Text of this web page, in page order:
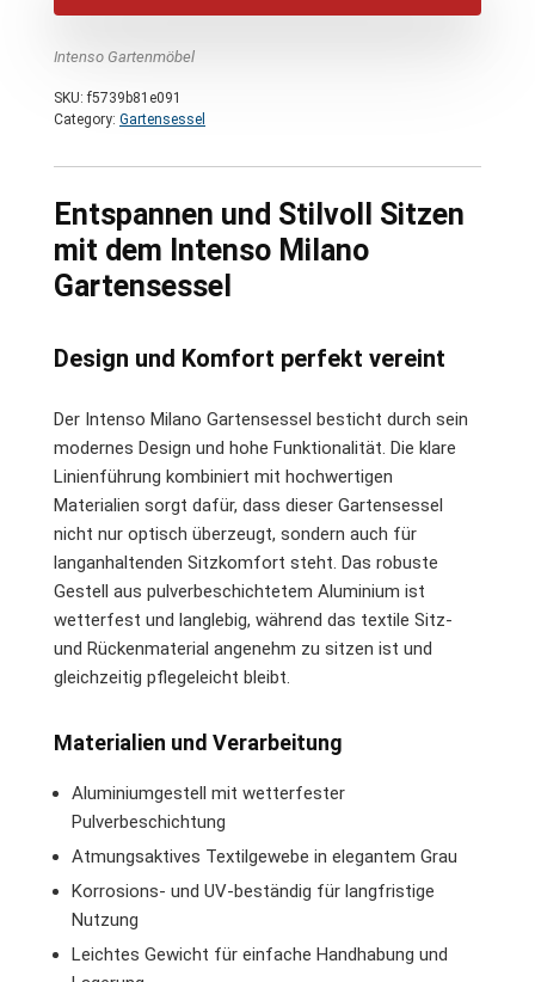
Intenso Gartenmöbel
SKU:f5739b81e091
Category: Gartensessel
Entspannen und Stilvoll Sitzen
mit dem Intenso Milano
Gartensessel
Design und Komfort perfekt vereint
Der Intenso Milano Gartensessel besticht durch sein
modernes Design und hohe Funktionalität. Die klare
Linienführung kombiniert mit hochwertigen
Materialien sorgt dafür, dass dieser Gartensessel
nicht nur optisch überzeugt, sondern auch für
langanhaltenden Sitzkomfort steht. Das robuste
Gestell aus pulverbeschichtetem Aluminium ist
wetterfest und langlebig, während das textile Sitz-
und Rückenmaterial angenehm zu sitzen ist und
gleichzeitig pflegeleicht bleibt.
Materialien und Verarbeitung
Aluminiumgestell mit wetterfester
Pulverbeschichtung
Atmungsaktives Textilgewebe in elegantem Grau
Korrosions- und UV-beständig für langfristige
Nutzung
Leichtes Gewicht für einfache Handhabung und